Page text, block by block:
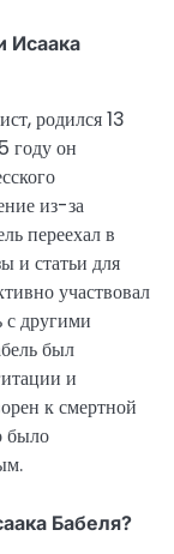
Исаака
родился 13
году он
из-за
переехал в
и статьи для
участвовал
с другими
был
и
к смертной
было
Бабеля?